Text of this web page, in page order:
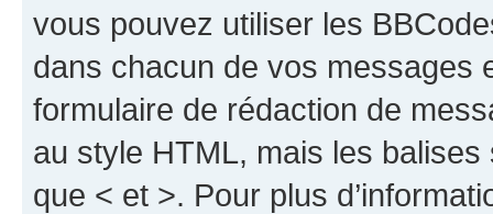
vous pouvez utiliser les
dans chacun de vos messages
formulaire de rédaction de
au style HTML, mais les
que < et >. Pour plus